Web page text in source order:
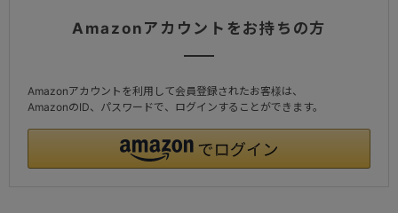
Amazonアカウントをお持ちの方
Amazonアカウントを利用して会員登録されたお客様は、
AmazonのID、パスワードで、ログインすることができます。